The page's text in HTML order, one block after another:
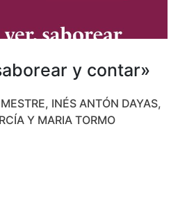
y contar»
INÉS ANTÓN DAYAS,
Y MARIA TORMO